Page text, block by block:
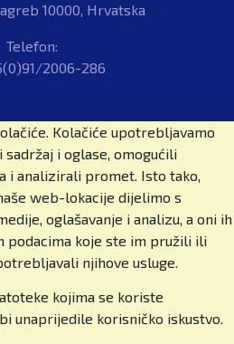
u Hrvatskoj bilo gotovo pa
dr. sc. Martin-Tino Časl
nastala Osnovna škola
privatna osnovna
je došla i gimnazija, a
British International School
osnovnu školu te 2014. i
školu u Zagrebu. Danas
do srednje škole, internat,
Education program i
zajednicu. I dalje
kurikularne inovacije i
10000, Hrvatska
Telefon:
2006-286
Kolačiće upotrebljavamo
i oglase, omogućili
i analizirali promet. Isto tako,
web-lokacije dijelimo s
oglašavanje i analizu, a oni ih
podacima koje ste im pružili ili
njihove usluge.
kojima se koriste
unaprijedile korisničko iskustvo.